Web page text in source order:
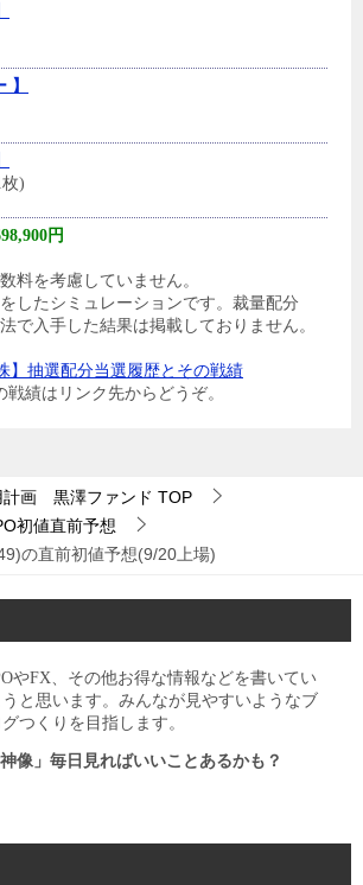
】
)
円
を考慮していません。
たシミュレーションです。裁量配分
で入手した結果は掲載しておりません。
】抽選配分当選履歴とその戦績
戦績はリンク先からどうぞ。
計画 黒澤ファンド TOP
初値直前予想
の直前初値予想(9/20上場)
やFX、その他お得な情報などを書いてい
うと思います。みんなが見やすいようなブ
グつくりを目指します。
像」毎日見ればいいことあるかも？